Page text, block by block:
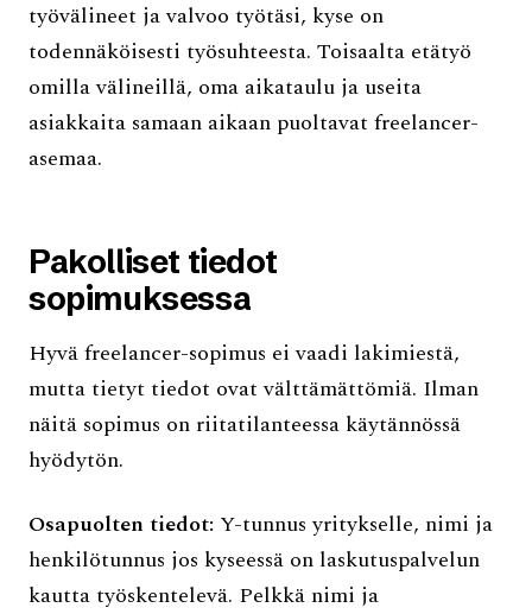
työvälineet ja valvoo työtäsi, kyse on
todennäköisesti työsuhteesta. Toisaalta etätyö
omilla välineillä, oma aikataulu ja useita
asiakkaita samaan aikaan puoltavat freelancer-
asemaa.
Pakolliset tiedot
sopimuksessa
Hyvä freelancer-sopimus ei vaadi lakimiestä,
mutta tietyt tiedot ovat välttämättömiä. Ilman
näitä sopimus on riitatilanteessa käytännössä
hyödytön.
Osapuolten tiedot: Y-tunnus yritykselle, nimi ja
henkilötunnus jos kyseessä on laskutuspalvelun
kautta työskentelevä. Pelkkä nimi ja